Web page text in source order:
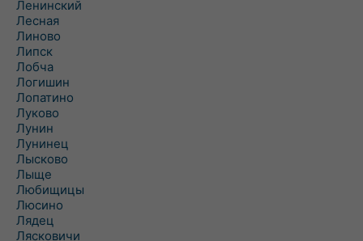
Ленинский
Лесная
Линово
Липск
Лобча
Логишин
Лопатино
Луково
Лунин
Лунинец
Лысково
Лыще
Любищицы
Люсино
Лядец
Лясковичи